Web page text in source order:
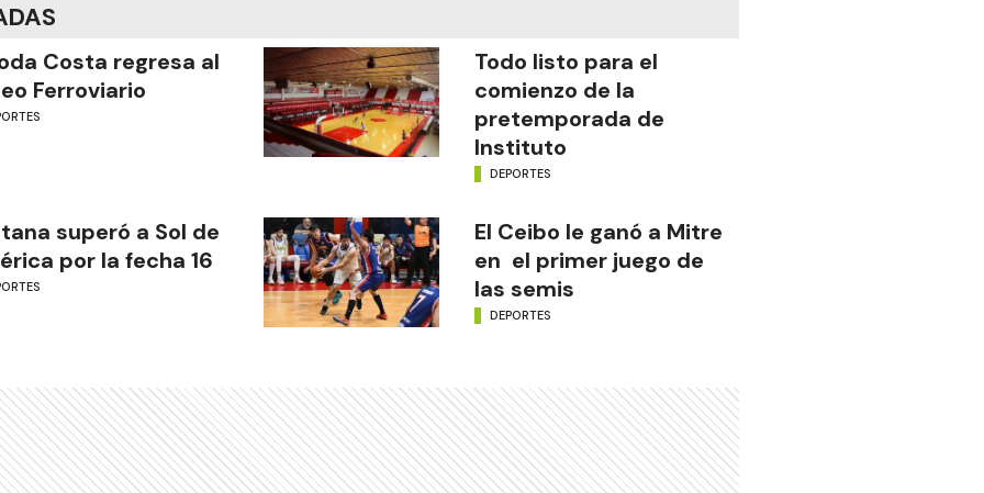
Costa regresa al
Ferroviario
Todo listo para el
comienzo de la
pretemporada de
Instituto
DEPORTES
superó a Sol de
por la fecha 16
El Ceibo le ganó a Mitre
en el primer juego de
las semis
DEPORTES